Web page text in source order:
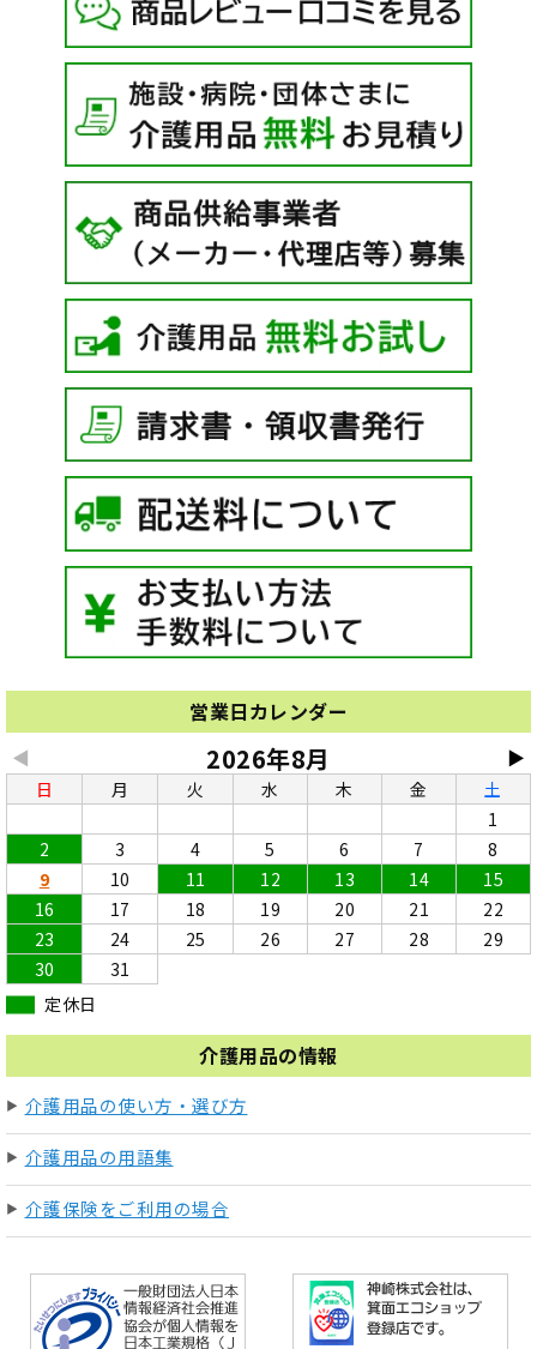
営業日カレンダー
◀ ▶
2026年8月
日 月 火 水 木 金
土
1
2
3 4 5 6 7
8
9
10 11 12 13 14
15
16
17 18 19 20 21
22
23
24 25 26 27 28
29
30
31
定休日
介護用品の情報
介護用品の使い方・選び方
介護用品の用語集
介護保険をご利用の場合